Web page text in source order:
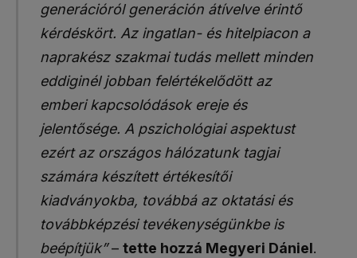
generációról generáción átívelve érintő
kérdéskört. Az ingatlan- és hitelpiacon a
naprakész szakmai tudás mellett minden
eddiginél jobban felértékelődött az
emberi kapcsolódások ereje és
jelentősége. A pszichológiai aspektust
ezért az országos hálózatunk tagjai
számára készített értékesítői
kiadványokba, továbbá az oktatási és
továbbképzési tevékenységünkbe is
beépítjük”– tette hozzá Megyeri Dániel.